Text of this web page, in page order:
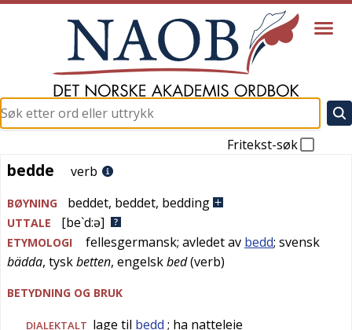
Fritekst-søk
bedde
bedde verb
BØYNING beddet, beddet, bedding
UTTALE [be`d:ə]
ETYMOLOGI fellesgermansk; avledet av bedd; svensk
bädda, tyskbetten, engelskbed(verb)
BETYDNING OG BRUK
DIALEKTALT lage til bedd ; ha natteleie